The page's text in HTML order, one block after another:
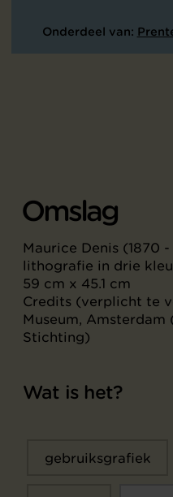
Onderdeel van:
Omslag
Maurice Denis (1870 -
lithografie in drie
59 cm x 45.1 cm
Credits (verplicht te
Museum, Amsterdam
Stichting)
Wat is het?
gebruiksgrafiek